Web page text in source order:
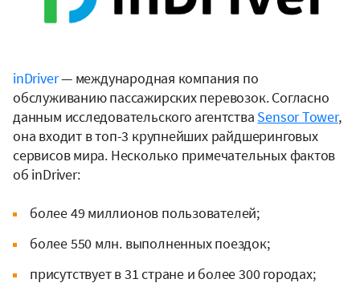
inDriver— международная компания по
обслуживанию пассажирских перевозок. Согласно
данным исследовательского агентства Sensor Tower,
она входит в топ-3 крупнейших райдшеринговых
сервисов мира. Несколько примечательных фактов
об inDriver:
более 49 миллионов пользователей;
более 550 млн. выполненных поездок;
присутствует в 31 стране и более 300 городах;